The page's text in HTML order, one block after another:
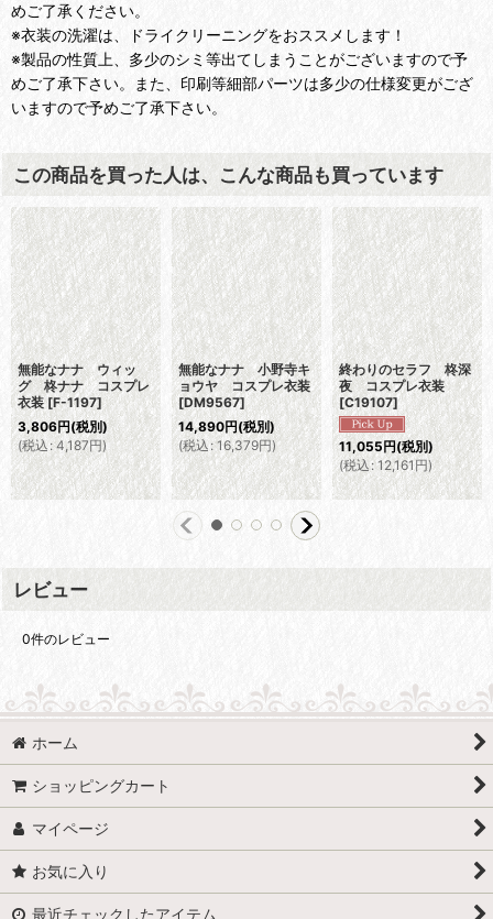
めご了承ください。
※衣装の洗濯は、ドライクリーニングをおススメします！
※製品の性質上、多少のシミ等出てしまうことがございますので予
めご了承下さい。また、印刷等細部パーツは多少の仕様変更がござ
いますので予めご了承下さい。
この商品を買った人は、こんな商品も買っています
無能なナナ ウィッ
グ 柊ナナ コスプレ
衣装 [F-1197]
3,806円(税別)
(税込 : 4,187円)
無能なナナ 小野寺キ
ョウヤ コスプレ衣装
[DM9567]
14,890円(税別)
(税込 : 16,379円)
終わりのセラフ 柊深
夜 コスプレ衣装
[C19107]
11,055円(税別)
(税込: 12,161円)
レビュー
0件のレビュー
ホーム
ショッピングカート
マイページ
お気に入り
最近チェックしたアイテム